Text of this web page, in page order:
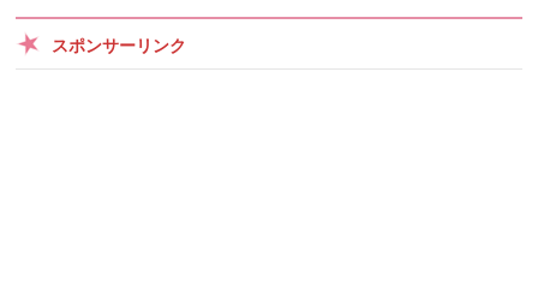
スポンサーリンク